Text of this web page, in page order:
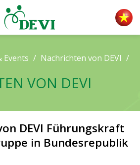
Events / Nachrichten von DEVI /
VON DEVI
DEVI Führungskraft
in Bundesrepublik